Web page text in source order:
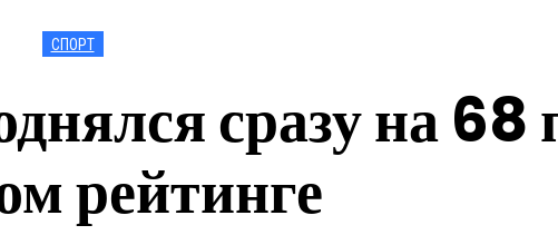
СПОРТ
сразу на 68
рейтинге